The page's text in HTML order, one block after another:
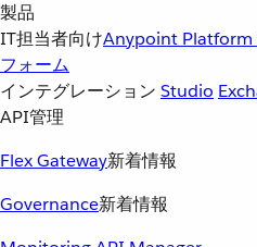
製品
IT担当者向けAnypoint Platform
フォーム
インテグレーション Studio
API管理
Flex Gateway新着情報
Governance新着情報